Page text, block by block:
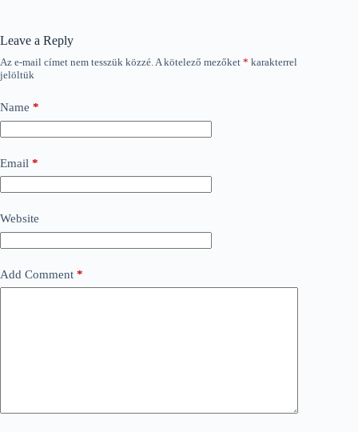
Leave a Reply
Az e-mail címet nem tesszük közzé.A kötelező mezőket * karakterrel
jelöltük
Name *
Email *
Website
Add Comment *